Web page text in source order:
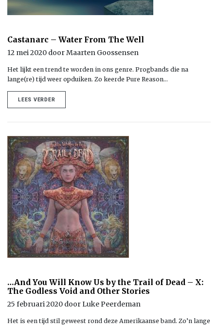
Castanarc – Water From The Well
12 mei 2020 door Maarten Goossensen
Het lijkt een trend te worden in ons genre. Progbands die na
lange(re) tijd weer opduiken. Zo keerde Pure Reason…
LEES VERDER
…And You Will Know Us by the Trail of Dead – X:
The Godless Void and Other Stories
25 februari 2020 door Luke Peerdeman
Het is een tijd stil geweest rond deze Amerikaanse band. Zo’n lange